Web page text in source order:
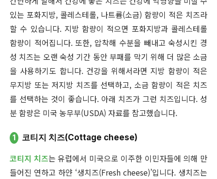
있는 포화지방, 콜레스테롤, 나트륨(소금) 함량이 적은 치즈라
할 수 있습니다. 지방 함량이 적으면 포화지방과 콜레스테롤
함량이 적어집니다. 또한, 압착해 수분을 빼내고 숙성시킨 경
성 치즈는 오랜 숙성 기간 동안 부패를 막기 위해 더 많은 소금
을 사용하기도 합니다. 건강을 위해서라면 지방 함량이 적은
무지방 또는 저지방 치즈를 선택하고, 소금 함량이 적은 치즈
를 선택하는 것이 좋습니다. 아래 치즈가 그런 치즈입니다. 성
분 함량은 미국 농무부(USDA) 자료를 참고했습니다.
1 코티지 치즈(Cottage cheese)
코티지 치즈는 유럽에서 미국으로 이주한 이민자들에 의해 만
들어진 연하고 하얀 ‘생치즈(Fresh cheese)’입니다. 생치즈는